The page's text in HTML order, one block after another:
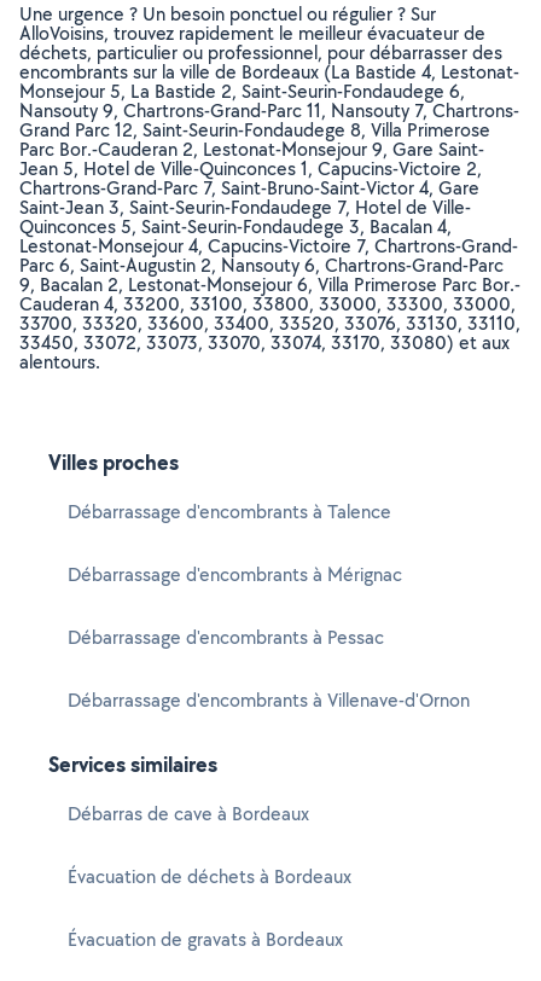
Une urgence ? Un besoin ponctuel ou régulier ? Sur
AlloVoisins, trouvez rapidement le meilleur évacuateur de
déchets, particulier ou professionnel, pour débarrasser des
encombrants sur la ville de Bordeaux (La Bastide 4, Lestonat-
Monsejour 5, La Bastide 2, Saint-Seurin-Fondaudege 6,
Nansouty 9, Chartrons-Grand-Parc 11, Nansouty 7, Chartrons-
Grand Parc 12, Saint-Seurin-Fondaudege 8, Villa Primerose
Parc Bor.-Cauderan 2, Lestonat-Monsejour 9, Gare Saint-
Jean 5, Hotel de Ville-Quinconces 1, Capucins-Victoire 2,
Chartrons-Grand-Parc 7, Saint-Bruno-Saint-Victor 4, Gare
Saint-Jean 3, Saint-Seurin-Fondaudege 7, Hotel de Ville-
Quinconces 5, Saint-Seurin-Fondaudege 3, Bacalan 4,
Lestonat-Monsejour 4, Capucins-Victoire 7, Chartrons-Grand-
Parc 6, Saint-Augustin 2, Nansouty 6, Chartrons-Grand-Parc
9, Bacalan 2, Lestonat-Monsejour 6, Villa Primerose Parc Bor.-
Cauderan 4, 33200, 33100, 33800, 33000, 33300, 33000,
33700, 33320, 33600, 33400, 33520, 33076, 33130, 33110,
33450, 33072, 33073, 33070, 33074, 33170, 33080) et aux
alentours.
Villes proches
Débarrassage d'encombrants à Talence
Débarrassage d'encombrants à Mérignac
Débarrassage d'encombrants à Pessac
Débarrassage d'encombrants à Villenave-d'Ornon
Services similaires
Débarras de cave à Bordeaux
Évacuation de déchets à Bordeaux
Évacuation de gravats à Bordeaux